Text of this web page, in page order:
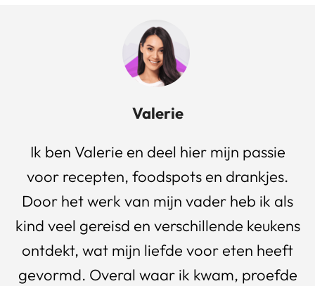
Valerie
Ik ben Valerie en deel hier mijn passie
voor recepten, foodspots en drankjes.
Door het werk van mijn vader heb ik als
kind veel gereisd en verschillende keukens
ontdekt, wat mijn liefde voor eten heeft
gevormd. Overal waar ik kwam, proefde